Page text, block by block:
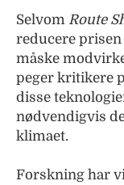
Selvom Route
reducere
måske
peger kritikere
disse
nødvendigvis
klimaet.
Forskning har